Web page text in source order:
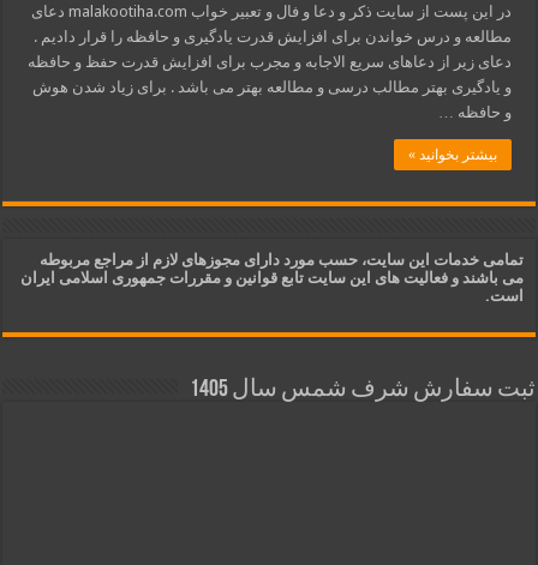
در این پست از سایت ذکر و دعا و فال و تعبیر خواب malakootiha.com دعای
مطالعه و درس خواندن برای افزایش قدرت یادگیری و حافظه را قرار دادیم .
دعای زیر از دعاهای سریع الاجابه و مجرب برای افزایش قدرت حفظ و حافظه
و یادگیری بهتر مطالب درسی و مطالعه بهتر می باشد . برای زیاد شدن هوش
و حافظه …
بیشتر بخوانید »
تمامی خدمات این سایت، حسب مورد دارای مجوزهای لازم از مراجع مربوطه
می باشند و فعالیت های این سایت تابع قوانین و مقررات جمهوری اسلامی ایران
است.
ثبت سفارش شرف شمس سال 1405